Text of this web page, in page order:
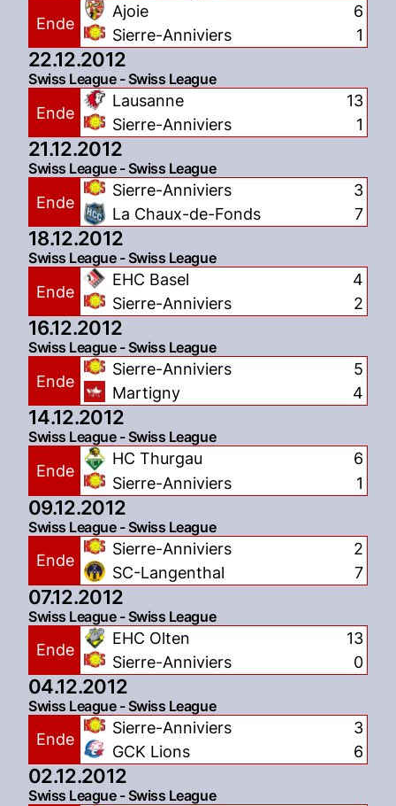
Ende
Ajoie
Sierre-Anniviers
6
1
22.12.2012
Swiss League - Swiss League
Ende
Lausanne
Sierre-Anniviers
13
1
21.12.2012
Swiss League - Swiss League
Ende
Sierre-Anniviers
La Chaux-de-Fonds
3
7
18.12.2012
Swiss League - Swiss League
Ende
EHC Basel
Sierre-Anniviers
4
2
16.12.2012
Swiss League - Swiss League
Ende
Sierre-Anniviers
Martigny
5
4
14.12.2012
Swiss League - Swiss League
Ende
HC Thurgau
Sierre-Anniviers
6
1
09.12.2012
Swiss League - Swiss League
Ende
Sierre-Anniviers
SC-Langenthal
2
7
07.12.2012
Swiss League - Swiss League
Ende
EHC Olten
Sierre-Anniviers
13
0
04.12.2012
Swiss League - Swiss League
Ende
Sierre-Anniviers
GCK Lions
3
6
02.12.2012
Swiss League - Swiss League